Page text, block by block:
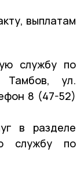
выплатам
службу по
Тамбов, ул.
8 (47-52)
в разделе
службу по